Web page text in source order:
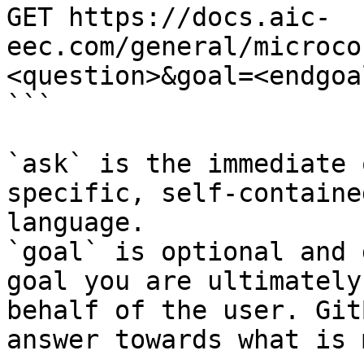
GET https://docs.aic-
eec.com/general/
```
`ask` is the
specific, self-
language.
`goal` is optional and
goal you are
behalf of the user.
answer towards what